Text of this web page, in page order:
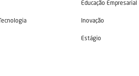
Educação Empresarial
Inovação
Estágio